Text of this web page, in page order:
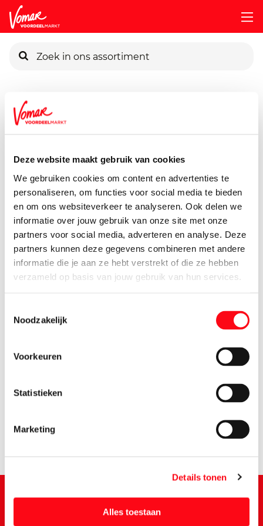
Deze website maakt gebruik van cookies
We gebruiken cookies om content en advertenties te
personaliseren, om functies voor social media te bieden
en om ons websiteverkeer te analyseren. Ook delen we
informatie over jouw gebruik van onze site met onze
partners voor social media, adverteren en analyse. Deze
partners kunnen deze gegevens combineren met andere
informatie die je aan ze hebt verstrekt of die ze hebben
verzameld op basis van jouw gebruik van hun services.
Noodzakelijk
Voorkeuren
Statistieken
Marketing
Details tonen
Alles toestaan
Pincode vergeten
Persoonlijk KIK-account
Assortiment
1000 ml
2.19